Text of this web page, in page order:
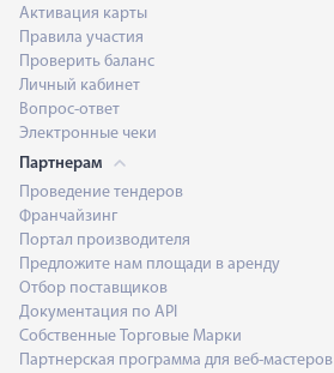
Активация карты
Правила участия
Проверить баланс
Личный кабинет
Вопрос-ответ
Электронные чеки
Партнерам
Проведение тендеров
Франчайзинг
Портал производителя
Предложите нам площади в аренду
Отбор поставщиков
Документация по API
Собственные Торговые Марки
Партнерская программа для веб-мастеров